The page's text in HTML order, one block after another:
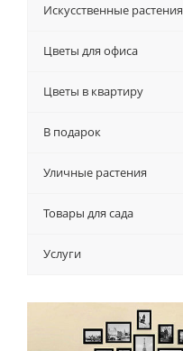
Искусственные
Цветы для офиса
Цветы в квартиру
В подарок
Уличные растения
Товары для сада
Услуги